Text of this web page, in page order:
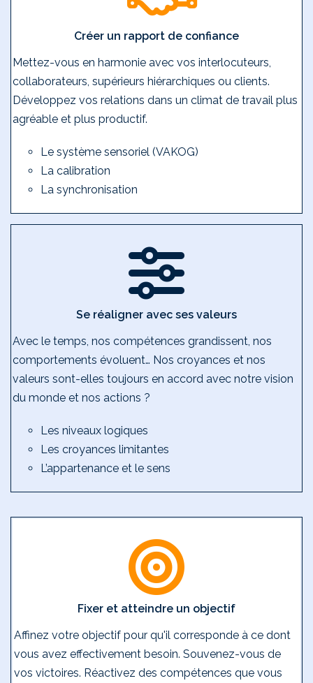
Créer un rapport de confiance
Mettez-vous en harmonie avec vos interlocuteurs,
collaborateurs, supérieurs hiérarchiques ou clients.
Développez vos relations dans un climat de travail plus
agréable et plus productif.
Le système sensoriel (VAKOG)
La calibration
La synchronisation
Se réaligner avec ses valeurs
Avec le temps, nos compétences grandissent, nos
comportements évoluent… Nos croyances et nos
valeurs sont-elles toujours en accord avec notre vision
du monde et nos actions ?
Les niveaux logiques
Les croyances limitantes
L’appartenance et le sens
Fixer et atteindre un objectif
Affinez votre objectif pour qu'il corresponde à ce dont
vous avez effectivement besoin. Souvenez-vous de
vos victoires. Réactivez des compétences que vous